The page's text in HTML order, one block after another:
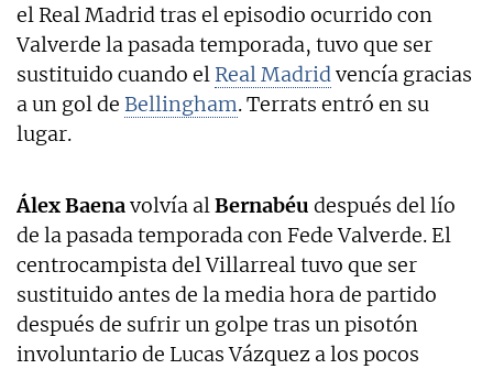
el Real Madrid tras el episodio ocurrido con
Valverde la pasada temporada, tuvo que ser
sustituido cuando el Real Madridvencía gracias
a un gol de Bellingham. Terrats entró en su
lugar.
Álex Baenavolvía alBernabéu después del lío
de la pasada temporada con Fede Valverde. El
centrocampista del Villarreal tuvo que ser
sustituido antes de la media hora de partido
después de sufrir un golpe tras un pisotón
involuntario de Lucas Vázquez a los pocos